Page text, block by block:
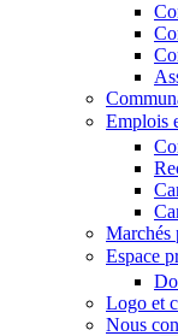
Emplois
Marchés
Espace
Logo et
Nous